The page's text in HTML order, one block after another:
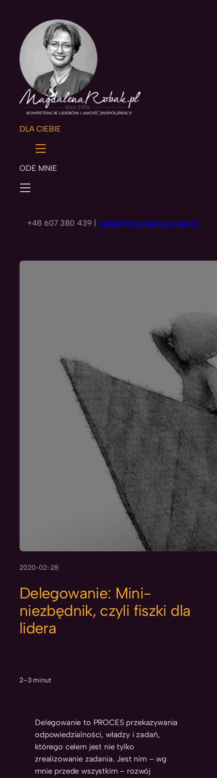
DLA CIEBIE
ODE MNIE
+48 607 380 439 | napisz@magdalenarobak.pl
2020-02-28
Delegowanie: Mini-
niezbędnik, czyli fiszki dla
lidera
2–3 minut
Delegowanie to PROCES przekazywania
odpowiedzialności, władzy i zadań,
którego celem jest nie tylko
zrealizowanie zadania. Jest nim – wg
mnie przede wszystkim – rozwój